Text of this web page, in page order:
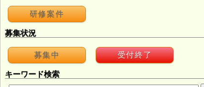
研修案件
募集状況
募集中 受付終了
キーワード検索